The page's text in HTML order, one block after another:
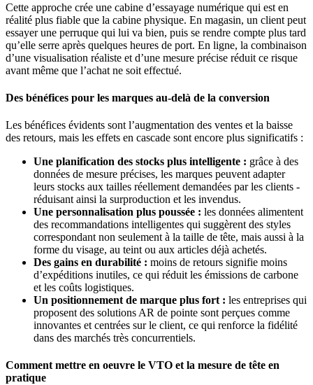
Cette approche crée une cabine d’essayage numérique qui est en
réalité plus fiable que la cabine physique. En magasin, un client peut
essayer une perruque qui lui va bien, puis se rendre compte plus tard
qu’elle serre après quelques heures de port. En ligne, la combinaison
d’une visualisation réaliste et d’une mesure précise réduit ce risque
avant même que l’achat ne soit effectué.
Des bénéfices pour les marques au-delà de la conversion
Les bénéfices évidents sont l’augmentation des ventes et la baisse
des retours, mais les effets en cascade sont encore plus significatifs :
Une planification des stocks plus intelligente : grâce à des
données de mesure précises, les marques peuvent adapter
leurs stocks aux tailles réellement demandées par les clients -
réduisant ainsi la surproduction et les invendus.
Une personnalisation plus poussée : les données alimentent
des recommandations intelligentes qui suggèrent des styles
correspondant non seulement à la taille de tête, mais aussi à la
forme du visage, au teint ou aux articles déjà achetés.
Des gains en durabilité : moins de retours signifie moins
d’expéditions inutiles, ce qui réduit les émissions de carbone
et les coûts logistiques.
Un positionnement de marque plus fort : les entreprises qui
proposent des solutions AR de pointe sont perçues comme
innovantes et centrées sur le client, ce qui renforce la fidélité
dans des marchés très concurrentiels.
Comment mettre en oeuvre le VTO et la mesure de tête en
pratique